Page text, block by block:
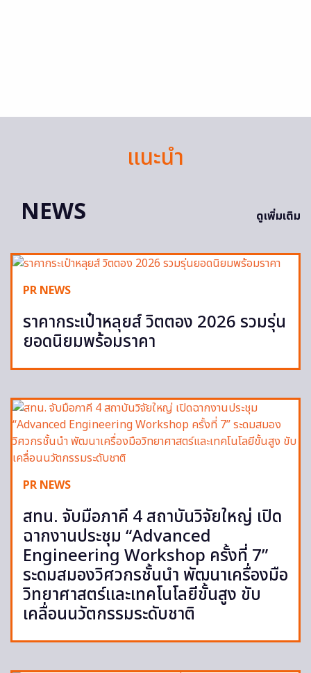
แนะนำ
NEWS
ดูเพิ่มเติม
PR NEWS
ราคากระเป๋าหลุยส์ วิตตอง 2026 รวมรุ่น
ยอดนิยมพร้อมราคา
PR NEWS
สทน. จับมือภาคี 4 สถาบันวิจัยใหญ่ เปิด
ฉากงานประชุม “Advanced
Engineering Workshop ครั้งที่ 7”
ระดมสมองวิศวกรชั้นนำ พัฒนาเครื่องมือ
วิทยาศาสตร์และเทคโนโลยีขั้นสูง ขับ
เคลื่อนนวัตกรรมระดับชาติ